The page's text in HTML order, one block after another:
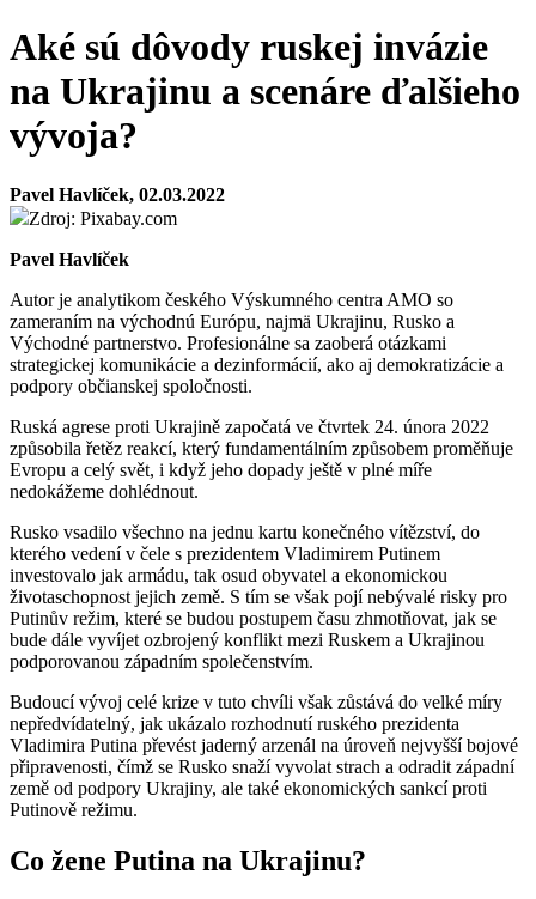
Aké sú dôvody ruskej invázie
na Ukrajinu a scenáre ďalšieho
vývoja?
Pavel Havlíček, 02.03.2022
Zdroj: Pixabay.com
Pavel Havlíček
Autor je analytikom českého Výskumného centra AMO so
zameraním na východnú Európu, najmä Ukrajinu, Rusko a
Východné partnerstvo. Profesionálne sa zaoberá otázkami
strategickej komunikácie a dezinformácií, ako aj demokratizácie a
podpory občianskej spoločnosti.
Ruská agrese proti Ukrajině započatá ve čtvrtek 24. února 2022
způsobila řetěz reakcí, který fundamentálním způsobem proměňuje
Evropu a celý svět, i když jeho dopady ještě v plné míře
nedokážeme dohlédnout.
Rusko vsadilo všechno na jednu kartu konečného vítězství, do
kterého vedení v čele s prezidentem Vladimirem Putinem
investovalo jak armádu, tak osud obyvatel a ekonomickou
životaschopnost jejich země. S tím se však pojí nebývalé risky pro
Putinův režim, které se budou postupem času zhmotňovat, jak se
bude dále vyvíjet ozbrojený konflikt mezi Ruskem a Ukrajinou
podporovanou západním společenstvím.
Budoucí vývoj celé krize v tuto chvíli však zůstává do velké míry
nepředvídatelný, jak ukázalo rozhodnutí ruského prezidenta
Vladimira Putina převést jaderný arzenál na úroveň nejvyšší bojové
připravenosti, čímž se Rusko snaží vyvolat strach a odradit západní
země od podpory Ukrajiny, ale také ekonomických sankcí proti
Putinově režimu.
Co žene Putina na Ukrajinu?